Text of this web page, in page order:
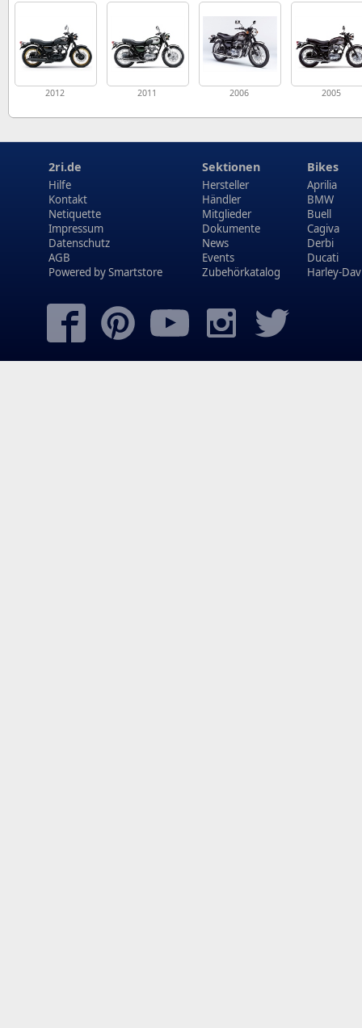
2012 2011 2006 2005
2ri.de
Hilfe
Kontakt
Netiquette
Impressum
Datenschutz
AGB
Powered bySmartstore
Sektionen
Hersteller
Händler
Mitglieder
Dokumente
News
Events
Zubehörkatalog
Bikes
Aprilia
BMW
Buell
Cagiva
Derbi
Ducati
Harley-